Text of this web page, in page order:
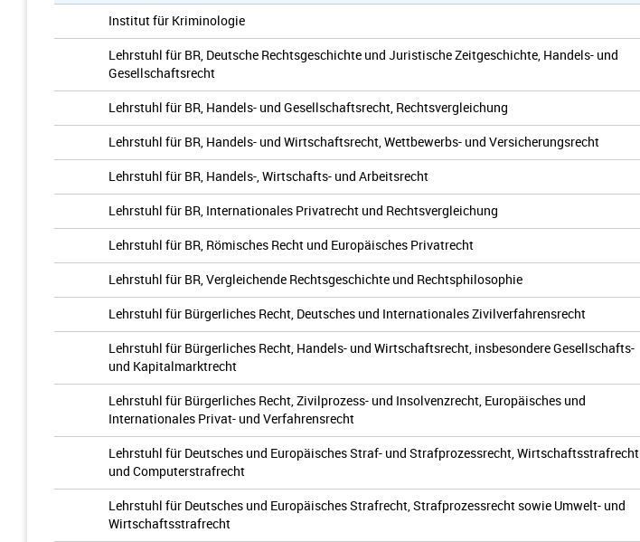
Institut für Kriminologie
Lehrstuhl für BR, Deutsche Rechtsgeschichte und Juristische Zeitgeschichte, Handels- und
Gesellschaftsrecht
Lehrstuhl für BR, Handels- und Gesellschaftsrecht, Rechtsvergleichung
Lehrstuhl für BR, Handels- und Wirtschaftsrecht, Wettbewerbs- und Versicherungsrecht
Lehrstuhl für BR, Handels-, Wirtschafts- und Arbeitsrecht
Lehrstuhl für BR, Internationales Privatrecht und Rechtsvergleichung
Lehrstuhl für BR, Römisches Recht und Europäisches Privatrecht
Lehrstuhl für BR, Vergleichende Rechtsgeschichte und Rechtsphilosophie
Lehrstuhl für Bürgerliches Recht, Deutsches und Internationales Zivilverfahrensrecht
Lehrstuhl für Bürgerliches Recht, Handels- und Wirtschaftsrecht, insbesondere Gesellschafts-
und Kapitalmarktrecht
Lehrstuhl für Bürgerliches Recht, Zivilprozess- und Insolvenzrecht, Europäisches und
Internationales Privat- und Verfahrensrecht
Lehrstuhl für Deutsches und Europäisches Straf- und Strafprozessrecht, Wirtschaftsstrafrecht
und Computerstrafrecht
Lehrstuhl für Deutsches und Europäisches Strafrecht, Strafprozessrecht sowie Umwelt- und
Wirtschaftsstrafrecht